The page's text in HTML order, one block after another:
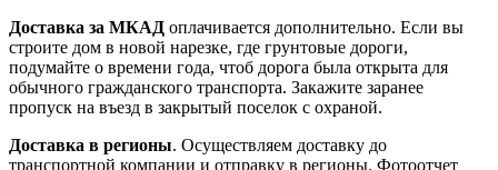
Доставка за МКАД оплачивается дополнительно. Если вы
строите дом в новой нарезке, где грунтовые дороги,
подумайте о времени года, чтоб дорога была открыта для
обычного гражданского транспорта. Закажите заранее
пропуск на въезд в закрытый поселок с охраной.
Доставка в регионы. Осуществляем доставку до
транспортной компании и отправку в регионы. Фотоотчет